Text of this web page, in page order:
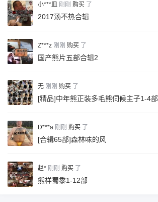
小***皿 刚刚 购买 了
2017汤不热合辑
Z***z 刚刚 购买 了
国产熊片五部合辑2
无 刚刚 购买 了
[精品]中年熊正装多毛熊伺候主子1-4部
D***a 刚刚 购买 了
[合辑65部]森林味的风
赵* 刚刚 购买 了
熊样蜀黍1-12部
忘记密码？找回